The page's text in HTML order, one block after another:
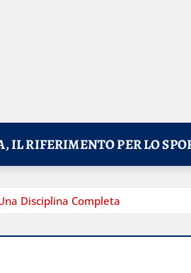
IL RIFERIMENTO PER LO
Disciplina Completa